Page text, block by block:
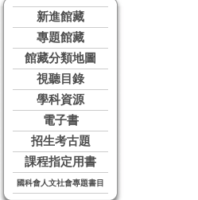
新進館藏
專題館藏
館藏分類地圖
視聽目錄
學科資源
電子書
招生考古題
課程指定用書
國科會人文社會專題書目